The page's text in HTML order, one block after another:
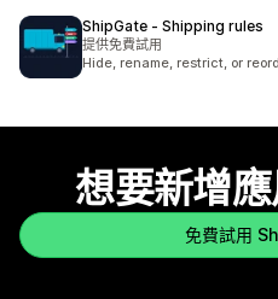
ShipGate ‑ Shipping rules
提供免費試用
Hide, rename, restrict, or
想要新增
免費試用